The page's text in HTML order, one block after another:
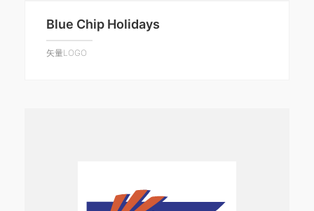
Blue Chip Holidays
矢量LOGO